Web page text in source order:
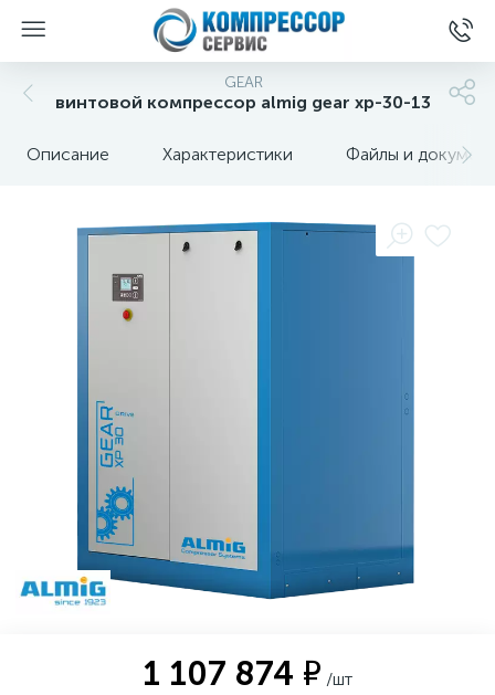
GEAR
винтовой компрессор almig gear xp-30-13
Описание Характеристики Файлы и
1 107 874 ₽ /шт